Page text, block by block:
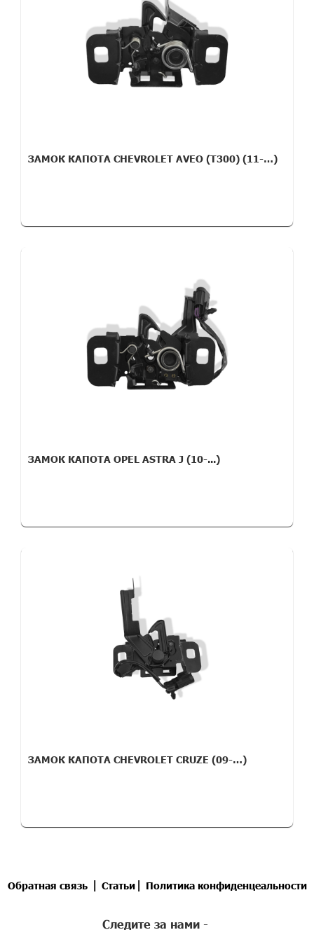
ЗАМОК КАПОТА CHEVROLET AVEO (T300) (11-…)
ЗАМОК КАПОТА OPEL ASTRA J (10-...)
ЗАМОК КАПОТА CHEVROLET CRUZE (09-…)
Обратная связь| Статьи| Политика конфиденцеальности
Следите за нами -